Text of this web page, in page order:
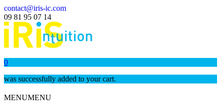
contact@iris-ic.com
09 81 95 07 14
0
was successfully added to your cart.
MENUMENU